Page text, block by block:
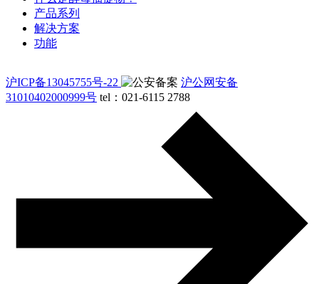
产品系列
解决方案
功能
沪ICP备13045755号-22
沪公网安备
31010402000999号 tel：021-6115 2788